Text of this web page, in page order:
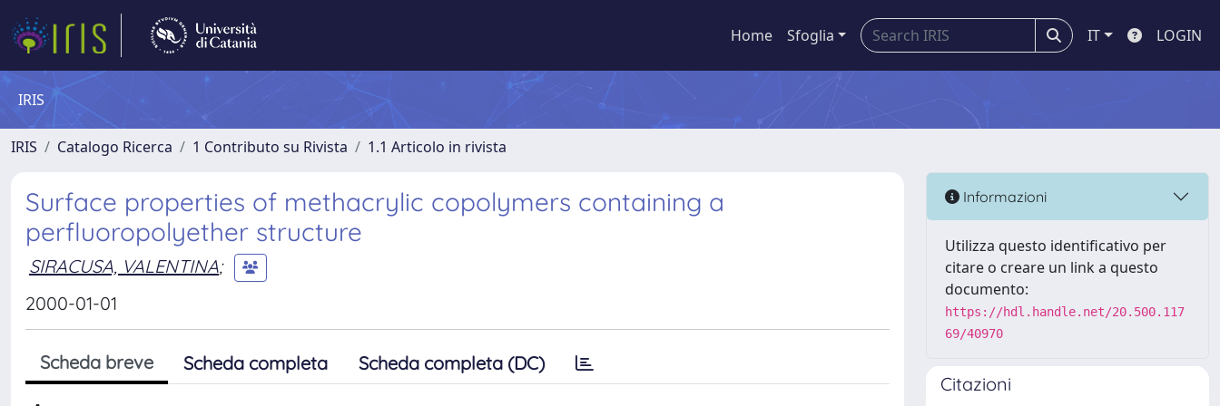
Home Sfoglia IT LOGIN
IRIS
IRIS Catalogo Ricerca 1 Contributo su Rivista 1.1 Articolo in rivista
Surface properties of methacrylic copolymers containing a
perfluoropolyether structure
SIRACUSA, VALENTINA;
2000-01-01
Scheda breve Scheda completa Scheda completa (DC)
Informazioni
Utilizza questo identificativo per
citare o creare un link a questo
documento:
https://hdl.handle.net/20.500.117
69/40970
Citazioni